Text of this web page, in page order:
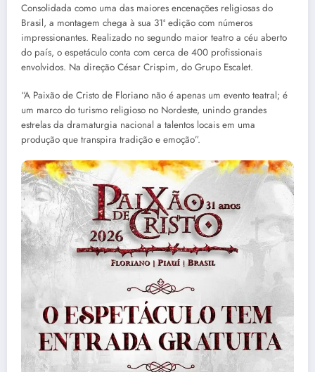
Consolidada como uma das maiores encenações religiosas do
Brasil, a montagem chega à sua 31ª edição com números
impressionantes. Realizado no segundo maior teatro a céu aberto
do país, o espetáculo conta com cerca de 400 profissionais
envolvidos. Na direção César Crispim, do Grupo Escalet.
“A Paixão de Cristo de Floriano não é apenas um evento teatral; é
um marco do turismo religioso no Nordeste, unindo grandes
estrelas da dramaturgia nacional a talentos locais em uma
produção que transpira tradição e emoção”.